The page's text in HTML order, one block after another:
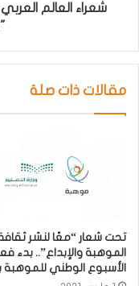
شعراء العالم
مقالات ذات صلة
تحت شعار “معًا لنشر
الموهبة والإبداع”.. بدء
الأسبوع الوطني للموهبة